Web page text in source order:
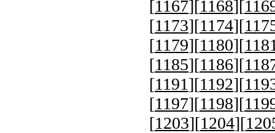
[1167][1168][
[1173][1174][
[1179][1180][
[1185][1186][
[1191][1192][
[1197][1198][
[1203][1204][